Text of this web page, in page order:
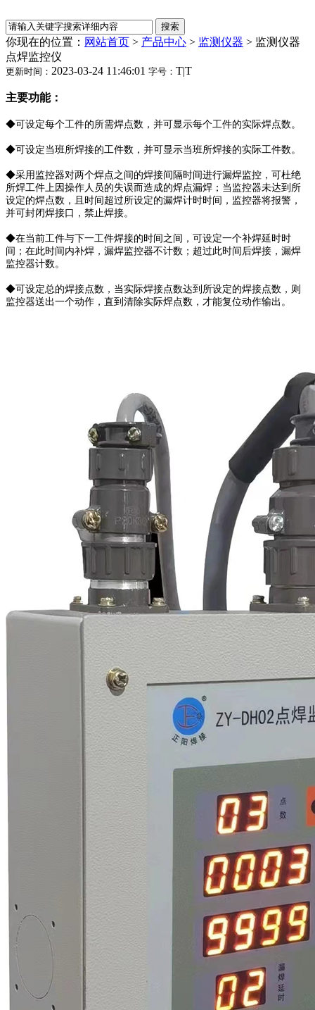
你现在的位置： 网站首页 > 产品中心 > 监测仪器 > 监测仪器
点焊监控仪
更新时间： 2023-03-24 11:46:01 字号： T|T
主要功能：
◆可设定每个工件的所需焊点数，并可显示每个工件的实际焊点数。
◆可设定当班所焊接的工件数，并可显示当班所焊接的实际工件数。
◆采用监控器对两个焊点之间的焊接间隔时间进行漏焊监控，可杜绝
所焊工件上因操作人员的失误而造成的焊点漏焊；当监控器未达到所
设定的焊点数，且时间超过所设定的漏焊计时时间，监控器将报警，
并可封闭焊接口，禁止焊接。
◆在当前工件与下一工件焊接的时间之间，可设定一个补焊延时时
间；在此时间内补焊，漏焊监控器不计数；超过此时间后焊接，漏焊
监控器计数。
◆可设定总的焊接点数，当实际焊接点数达到所设定的焊接点数，则
监控器送出一个动作，直到清除实际焊点数，才能复位动作输出。